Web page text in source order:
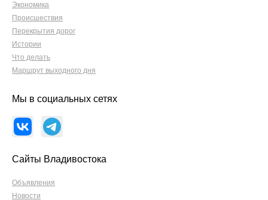
Экономика
Происшествия
Перекрытия дорог
Истории
Что делать
Маршрут выходного дня
Мы в социальных сетях
Сайты Владивостока
Объявления
Новости